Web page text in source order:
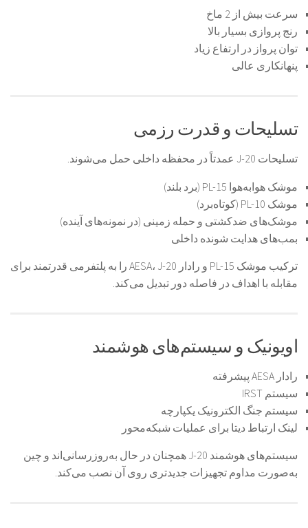
سرعت بیش از 2 ماخ
رنج پروازی بسیار بالا
توان پرواز در ارتفاع زیاد
پنهانکاری عالی
تسلیحات و قدرت رزمی
تسلیحات J-20 عمدتاً در محفظه داخلی حمل می‌شوند.
موشک هوا‌به‌هوا PL-15 (برد بلند)
موشک PL-10 (کوتاه‌برد)
موشک‌های ضدکشتی و حمله زمینی (در نمونه‌های آینده)
بمب‌های هدایت شونده داخلی
ترکیب موشک PL-15 و رادار AESA، J-20 را به پلتفرمی قدرتمند برای
مقابله با اهداف در فاصله دور تبدیل می‌کند.
اویونیک و سیستم‌های هوشمند
رادار AESA پیشرفته
سیستم IRST
سیستم جنگ الکترونیک یکپارچه
لینک ارتباط دیتا برای عملیات شبکه‌محور
سیستم‌های هوشمند J-20 همچنان در حال به‌روزرسانی‌اند و چین
به‌صورت مداوم تجهیزات جدیدتری روی آن نصب می‌کند.